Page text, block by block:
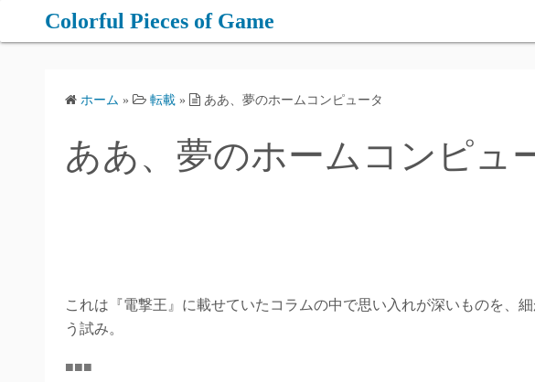
Colorful Pieces of Game
ホーム » 転載 » ああ、夢のホームコンピュータ
ああ、夢のホームコンピュ
これは『電撃王』に載せていたコラムの中で思い入れが深いものを、
う試み。
■■■